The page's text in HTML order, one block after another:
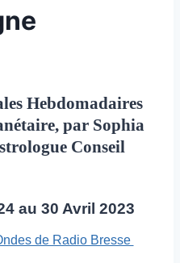
Hebdomadaires
par Sophia
Conseil
au 30 Avril 2023
de Radio Bresse